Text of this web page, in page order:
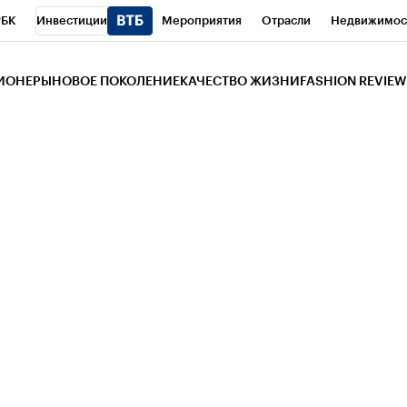
Инвестиции Мероприятия Отрасли
НОВОЕ ПОКОЛЕНИЕ КАЧЕСТВО ЖИЗНИ FASHION REVIEW